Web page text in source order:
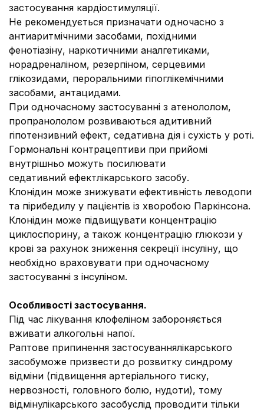
застосування кардіостимуляції.
Не рекомендується призначати одночасно з
антиаритмічними засобами, похідними
фенотіазіну, наркотичними аналгетиками,
норадреналіном, резерпіном, серцевими
глікозидами, пероральними гіпоглікемічними
засобами, антацидами.
При одночасному застосуванні з атенололом,
пропранололом розвиваються адитивний
гіпотензивний ефект, седативна дія і сухість у роті.
Гормональні контрацептиви при прийомі
внутрішньо можуть посилювати
седативний ефектлікарського засобу.
Клонідин може знижувати ефективність леводопи
та пірибедилу у пацієнтів із хворобою Паркінсона.
Клонідин може підвищувати концентрацію
циклоспорину, а також концентрацію глюкози у
крові за рахунок зниження секреції інсуліну, що
необхідно враховувати при одночасному
застосуванні з інсуліном.
Особливості застосування.
Під час лікування клофеліном забороняється
вживати алкогольні напої.
Раптове припинення застосуваннялікарського
засобуможе призвести до розвитку синдрому
відміни (підвищення артеріального тиску,
нервозності, головного болю, нудоти), тому
відмінулікарського засобуслід проводити тільки